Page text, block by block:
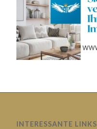
INTERESSANTE LINKS